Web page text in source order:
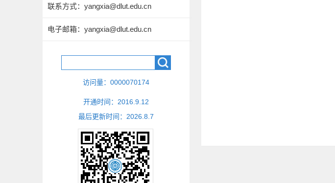
联系方式： yangxia@dlut.edu.cn
电子邮箱： yangxia@dlut.edu.cn
访问量： 0000070174
开通时间： 2016 9 12
最后更新时间： 2026 8 7